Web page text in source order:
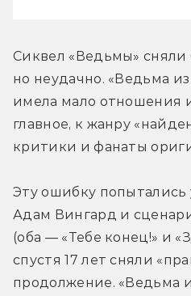
Сиквел «Ведьмы» сняли
но неудачно. «Ведьма
имела мало отношения
главное, к жанру
критики и фанаты
Эту ошибку попытались
Адам Вингард и
(оба — «Тебе конец!» и
спустя 17 лет сняли
продолжение. «Ведьма